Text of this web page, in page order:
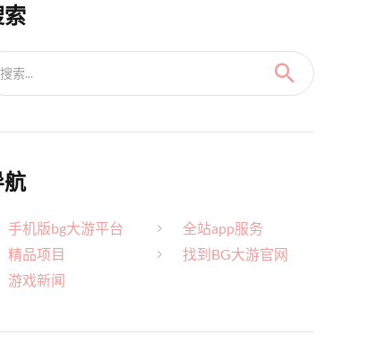
索
搜索...
航
手机版bg大游平台
精品项目
游戏新闻
全站app服务
找到BG大游官网